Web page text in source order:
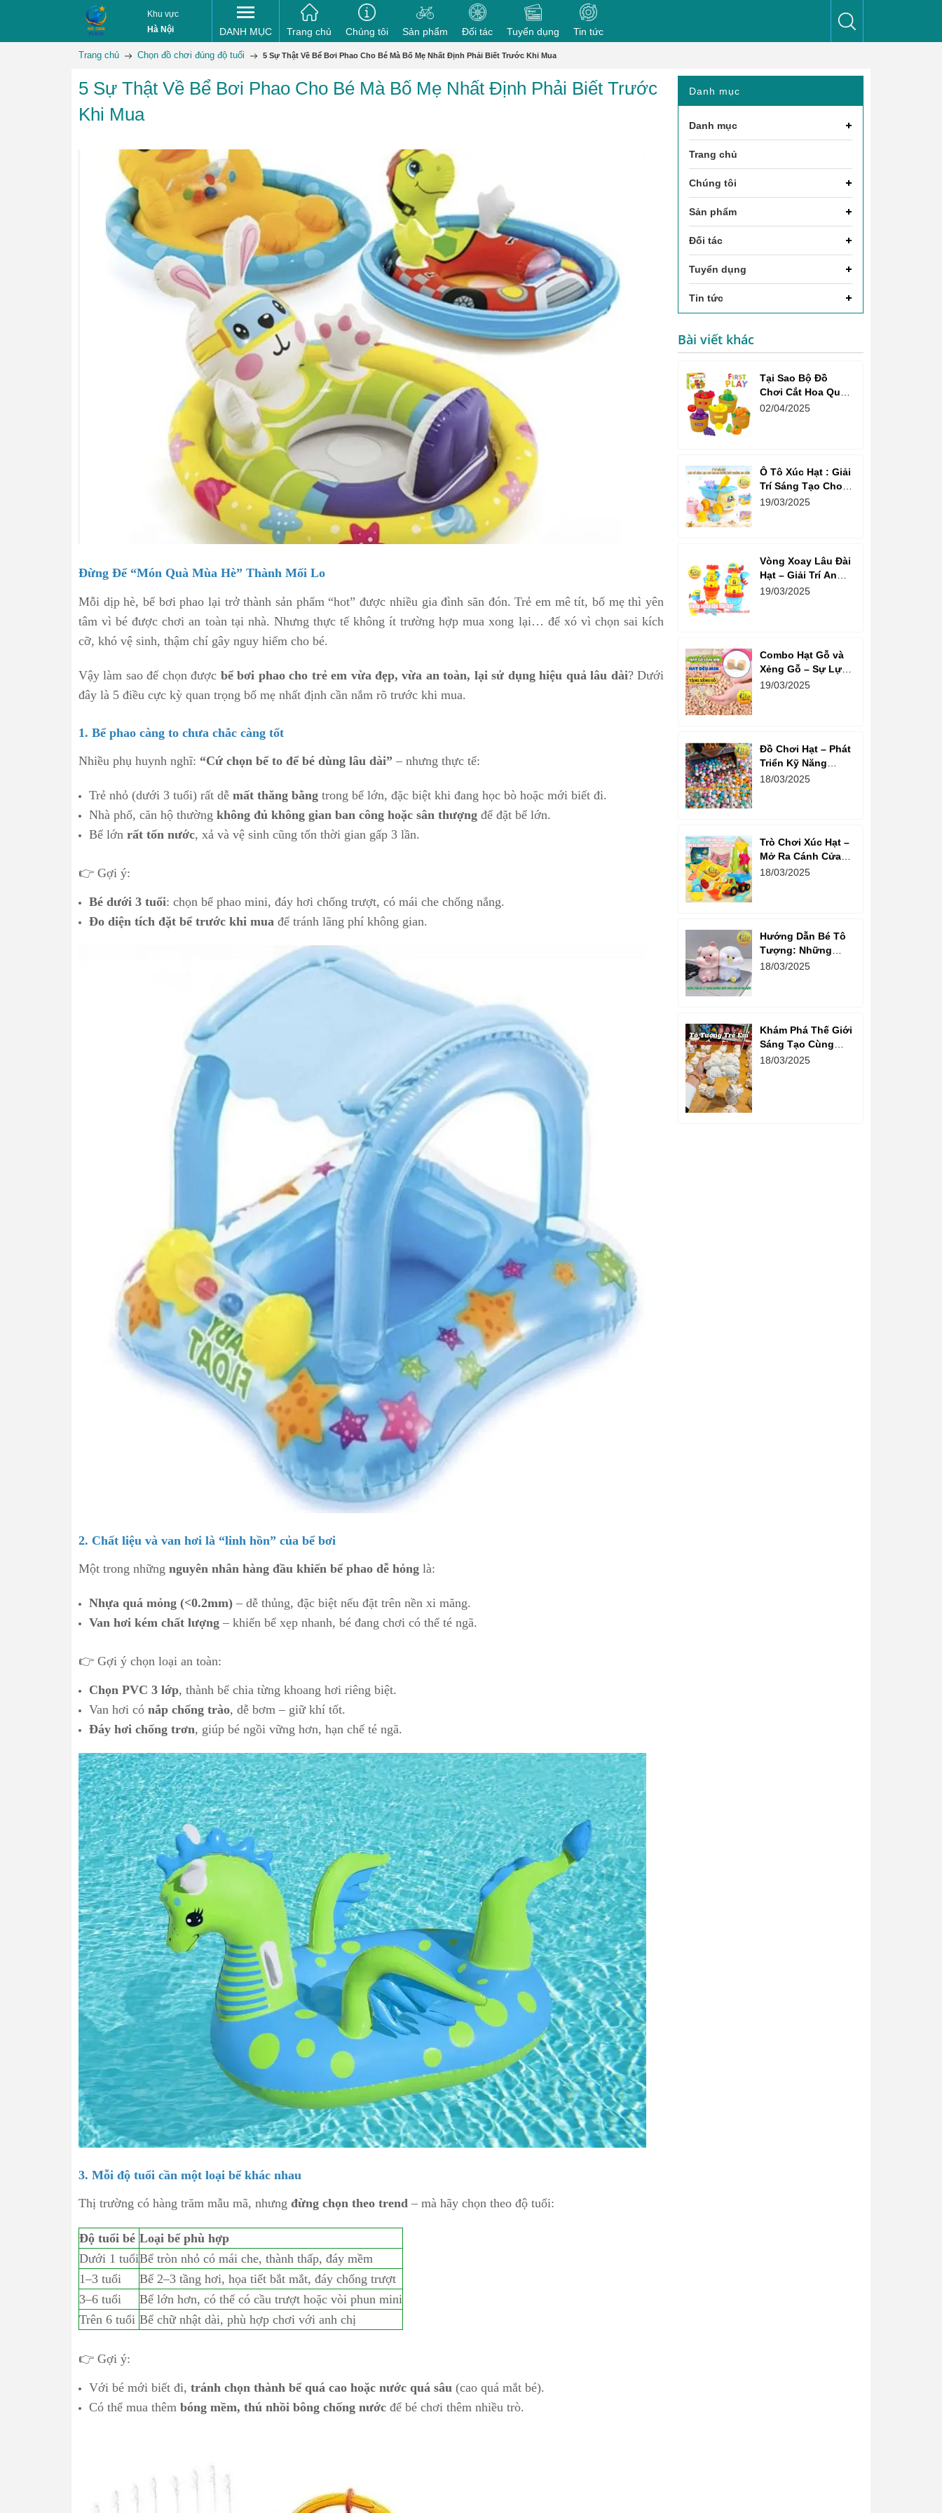
Khu vực
Hà Nội
DANH MỤC Trang chủ Chúng tôi Sản phẩm Đối tác Tuyển dụng Tin tức
Trang chủ Chọn đồ chơi đúng độ tuổi 5 Sự Thật Về Bể Bơi Phao Cho Bé Mà Bố Mẹ Nhất Định Phải Biết Trước Khi Mua
5 Sự Thật Về Bể Bơi Phao Cho Bé Mà Bố Mẹ Nhất Định Phải Biết Trước
Khi Mua
Đừng Để “Món Quà Mùa Hè” Thành Mối Lo
Mỗi dịp hè, bể bơi phao lại trở thành sản phẩm “hot” được nhiều gia đình săn đón. Trẻ em mê tít, bố mẹ thì yên
tâm vì bé được chơi an toàn tại nhà. Nhưng thực tế không ít trường hợp mua xong lại… để xó vì chọn sai kích
cỡ, khó vệ sinh, thậm chí gây nguy hiểm cho bé.
Vậy làm sao để chọn được bể bơi phao cho trẻ em vừa đẹp, vừa an toàn, lại sử dụng hiệu quả lâu dài? Dưới
đây là 5 điều cực kỳ quan trọng bố mẹ nhất định cần nắm rõ trước khi mua.
1. Bể phao càng to chưa chắc càng tốt
Nhiều phụ huynh nghĩ: “Cứ chọn bể to để bé dùng lâu dài” – nhưng thực tế:
Trẻ nhỏ (dưới 3 tuổi) rất dễ mất thăng bằng trong bể lớn, đặc biệt khi đang học bò hoặc mới biết đi.
Nhà phố, căn hộ thường không đủ không gian ban công hoặc sân thượng để đặt bể lớn.
Bể lớn rất tốn nước, xả và vệ sinh cũng tốn thời gian gấp 3 lần.
👉 Gợi ý:
Bé dưới 3 tuổi: chọn bể phao mini, đáy hơi chống trượt, có mái che chống nắng.
Đo diện tích đặt bể trước khi mua để tránh lãng phí không gian.
2. Chất liệu và van hơi là “linh hồn” của bể bơi
Một trong những nguyên nhân hàng đầu khiến bể phao dễ hỏng là:
Nhựa quá mỏng (<0.2mm) – dễ thủng, đặc biệt nếu đặt trên nền xi măng.
Van hơi kém chất lượng – khiến bể xẹp nhanh, bé đang chơi có thể té ngã.
👉 Gợi ý chọn loại an toàn:
Chọn PVC 3 lớp, thành bể chia từng khoang hơi riêng biệt.
Van hơi có nắp chống trào, dễ bơm – giữ khí tốt.
Đáy hơi chống trơn, giúp bé ngồi vững hơn, hạn chế té ngã.
3. Mỗi độ tuổi cần một loại bể khác nhau
Thị trường có hàng trăm mẫu mã, nhưng đừng chọn theo trend – mà hãy chọn theo độ tuổi:
Độ tuổi bé Loại bể phù hợp
Dưới 1 tuổiBể tròn nhỏ có mái che, thành thấp, đáy mềm
1–3 tuổi
Bể 2–3 tầng hơi, họa tiết bắt mắt, đáy chống trượt
3–6 tuổi
Bể lớn hơn, có thể có cầu trượt hoặc vòi phun mini
Trên 6 tuổi Bể chữ nhật dài, phù hợp chơi với anh chị
👉 Gợi ý:
Với bé mới biết đi, tránh chọn thành bể quá cao hoặc nước quá sâu (cao quá mắt bé).
Có thể mua thêm bóng mềm, thú nhồi bông chống nước để bé chơi thêm nhiều trò.
Danh mục
Danh mục
Trang chủ
Chúng tôi
Sản phẩm
Đối tác
Tuyển dụng
Tin tức
Bài viết khác
Tại Sao Bộ Đồ
Chơi Cắt Hoa Quả
Market Là Sự Lựa
02/04/2025
Ô Tô Xúc Hạt : Giải
Trí Sáng Tạo Cho
Trẻ Em Trong Môi
19/03/2025
Vòng Xoay Lâu Đài
Hạt – Giải Trí An
Toàn Và Vui Vẻ Cho
19/03/2025
Combo Hạt Gỗ và
Xẻng Gỗ – Sự Lựa
Chọn Tuyệt Vời
19/03/2025
Đồ Chơi Hạt – Phát
Triển Kỹ Năng
Sáng Tạo Và Tư
18/03/2025
Trò Chơi Xúc Hạt –
Mở Ra Cánh Cửa
Sáng Tạo Cho Bé
18/03/2025
Hướng Dẫn Bé Tô
Tượng: Những
Bước Đơn Giản Và
18/03/2025
Khám Phá Thế Giới
Sáng Tạo Cùng
Hoạt Động Tô
18/03/2025